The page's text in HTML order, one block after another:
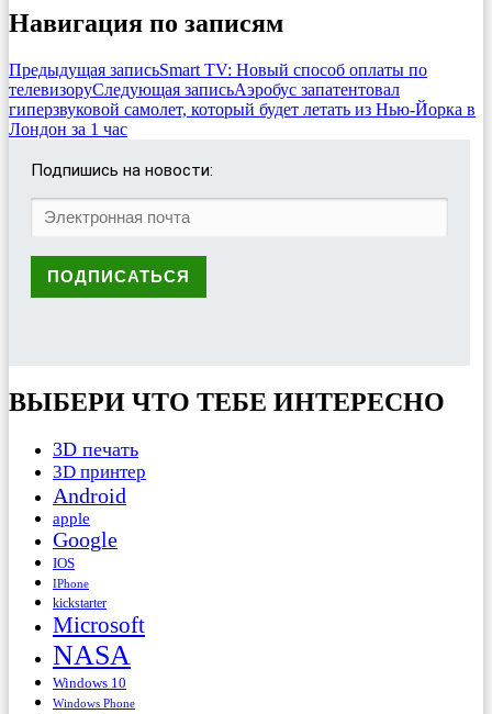
Навигация по записям
Предыдущая записьSmart TV: Новый способ оплаты по
телевизоруСледующая записьАэробус запатентовал
гиперзвуковой самолет, который будет летать из Нью-Йорка в
Лондон за 1 час
Подпишись на новости:
ВЫБЕРИ ЧТО ТЕБЕ ИНТЕРЕСНО
3D печать
3D принтер
Android
apple
Google
IOS
IPhone
kickstarter
Microsoft
NASA
Windows 10
Windows Phone